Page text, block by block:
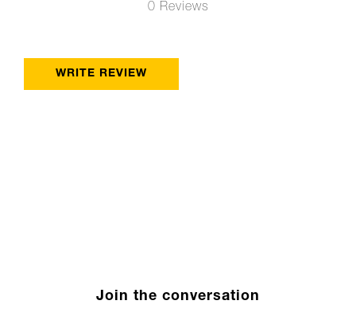
0 Reviews
WRITE REVIEW
Join the conversation